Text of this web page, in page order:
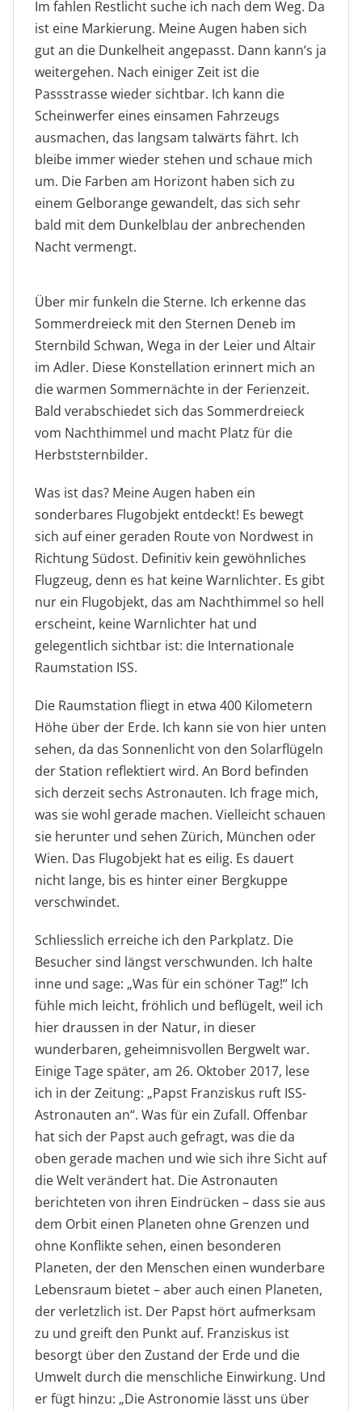
Im fahlen Restlicht suche ich nach dem Weg. Da
ist eine Markierung. Meine Augen haben sich
gut an die Dunkelheit angepasst. Dann kann‘s ja
weitergehen. Nach einiger Zeit ist die
Passstrasse wieder sichtbar. Ich kann die
Scheinwerfer eines einsamen Fahrzeugs
ausmachen, das langsam talwärts fährt. Ich
bleibe immer wieder stehen und schaue mich
um. Die Farben am Horizont haben sich zu
einem Gelborange gewandelt, das sich sehr
bald mit dem Dunkelblau der anbrechenden
Nacht vermengt.
Scherenschnitt
Klausenpass
Über mir funkeln die Sterne. Ich erkenne das
Sommerdreieck mit den Sternen Deneb im
Sternbild Schwan, Wega in der Leier und Altair
im Adler. Diese Konstellation erinnert mich an
die warmen Sommernächte in der Ferienzeit.
Bald verabschiedet sich das Sommerdreieck
vom Nachthimmel und macht Platz für die
Herbststernbilder.
Was ist das? Meine Augen haben ein
sonderbares Flugobjekt entdeckt! Es bewegt
sich auf einer geraden Route von Nordwest in
Richtung Südost. Definitiv kein gewöhnliches
Flugzeug, denn es hat keine Warnlichter. Es gibt
nur ein Flugobjekt, das am Nachthimmel so hell
erscheint, keine Warnlichter hat und
gelegentlich sichtbar ist: die Internationale
Raumstation ISS.
Die Raumstation fliegt in etwa 400 Kilometern
Höhe über der Erde. Ich kann sie von hier unten
sehen, da das Sonnenlicht von den Solarflügeln
der Station reflektiert wird. An Bord befinden
sich derzeit sechs Astronauten. Ich frage mich,
was sie wohl gerade machen. Vielleicht schauen
sie herunter und sehen Zürich, München oder
Wien. Das Flugobjekt hat es eilig. Es dauert
nicht lange, bis es hinter einer Bergkuppe
verschwindet.
Schliesslich erreiche ich den Parkplatz. Die
Besucher sind längst verschwunden. Ich halte
inne und sage: „Was für ein schöner Tag!“ Ich
fühle mich leicht, fröhlich und beflügelt, weil ich
hier draussen in der Natur, in dieser
wunderbaren, geheimnisvollen Bergwelt war.
Einige Tage später, am 26. Oktober 2017, lese
ich in der Zeitung: „Papst Franziskus ruft ISS-
Astronauten an“. Was für ein Zufall. Offenbar
hat sich der Papst auch gefragt, was die da
oben gerade machen und wie sich ihre Sicht auf
die Welt verändert hat. Die Astronauten
berichteten von ihren Eindrücken – dass sie aus
dem Orbit einen Planeten ohne Grenzen und
ohne Konflikte sehen, einen besonderen
Planeten, der den Menschen einen wunderbare
Lebensraum bietet – aber auch einen Planeten,
der verletzlich ist. Der Papst hört aufmerksam
zu und greift den Punkt auf. Franziskus ist
besorgt über den Zustand der Erde und die
Umwelt durch die menschliche Einwirkung. Und
er fügt hinzu: „Die Astronomie lässt uns über